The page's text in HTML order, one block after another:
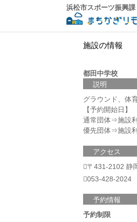
浜松市スポーツ振興
施設の情報
都田中学校
説明
グラウンド、体
【予約開始日】
通常団体⇒施設
優先団体⇒施設
アクセス
〒431-2102 静
053-428-2024
予約情報
予約制限